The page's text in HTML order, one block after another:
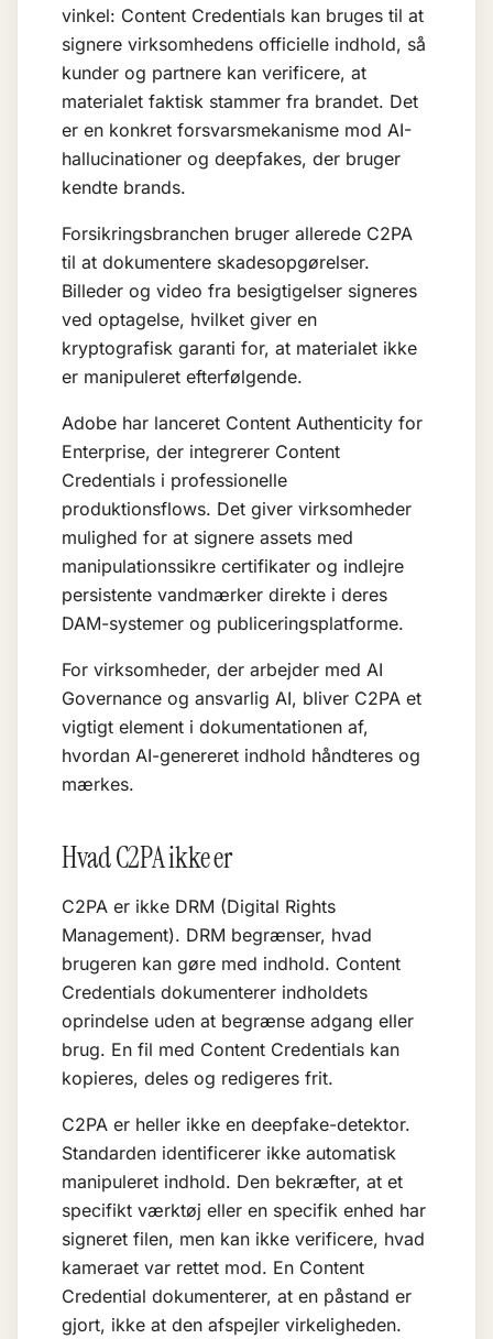
vinkel: Content Credentials kan bruges til at
signere virksomhedens officielle indhold, så
kunder og partnere kan verificere, at
materialet faktisk stammer fra brandet. Det
er en konkret forsvarsmekanisme mod AI-
hallucinationer og deepfakes, der bruger
kendte brands.
Forsikringsbranchen bruger allerede C2PA
til at dokumentere skadesopgørelser.
Billeder og video fra besigtigelser signeres
ved optagelse, hvilket giver en
kryptografisk garanti for, at materialet ikke
er manipuleret efterfølgende.
Adobe har lanceret Content Authenticity for
Enterprise, der integrerer Content
Credentials i professionelle
produktionsflows. Det giver virksomheder
mulighed for at signere assets med
manipulationssikre certifikater og indlejre
persistente vandmærker direkte i deres
DAM-systemer og publiceringsplatforme.
For virksomheder, der arbejder med AI
Governance og ansvarlig AI, bliver C2PA et
vigtigt element i dokumentationen af,
hvordan AI-genereret indhold håndteres og
mærkes.
Hvad C2PA ikke er
C2PA er ikke DRM (Digital Rights
Management). DRM begrænser, hvad
brugeren kan gøre med indhold. Content
Credentials dokumenterer indholdets
oprindelse uden at begrænse adgang eller
brug. En fil med Content Credentials kan
kopieres, deles og redigeres frit.
C2PA er heller ikke en deepfake-detektor.
Standarden identificerer ikke automatisk
manipuleret indhold. Den bekræfter, at et
specifikt værktøj eller en specifik enhed har
signeret filen, men kan ikke verificere, hvad
kameraet var rettet mod. En Content
Credential dokumenterer, at en påstand er
gjort, ikke at den afspejler virkeligheden.